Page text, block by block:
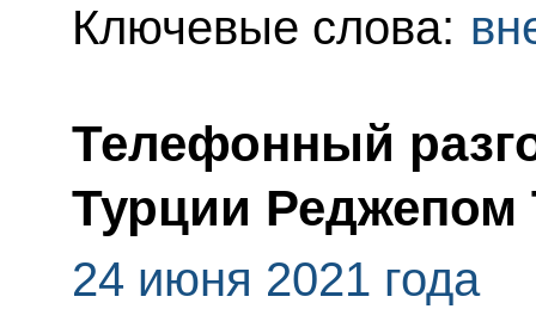
Ключевые слова:
Телефонный
Турции
24 июня 2021 года